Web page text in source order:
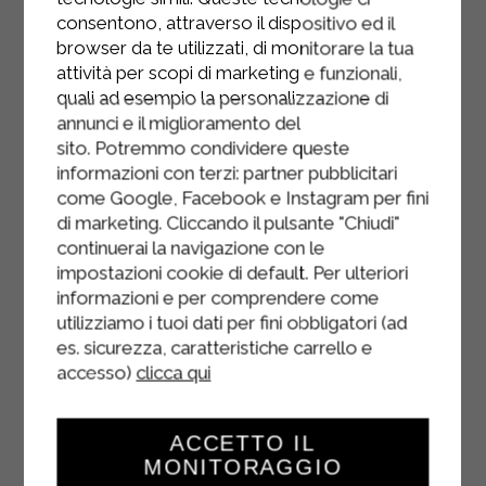
trenta minuti fino al raggiungimento
di 2h e mezza.
consentono, attraverso il dispositivo ed il
browser da te utilizzati, di monitorare la tua
attività per scopi di marketing e funzionali,
quali ad esempio la personalizzazione di
annunci e il miglioramento del
sito. Potremmo condividere queste
informazioni con terzi: partner pubblicitari
come Google, Facebook e Instagram per fini
di marketing. Cliccando il pulsante "Chiudi"
continuerai la navigazione con le
impostazioni cookie di default. Per ulteriori
informazioni e per comprendere come
utilizziamo i tuoi dati per fini obbligatori (ad
es. sicurezza, caratteristiche carrello e
accesso) clicca qui
ACCETTO IL
MONITORAGGIO